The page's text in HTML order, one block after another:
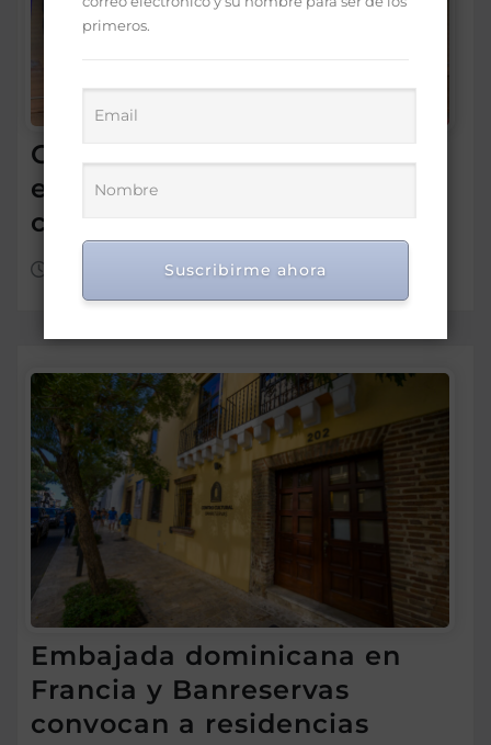
Gobierno premia a 170
estudiantes por méritos en
ciencias y tecnologías
Embajada dominicana en
Francia y Banreservas
convocan a residencias
primeros.
Suscribirme ahora